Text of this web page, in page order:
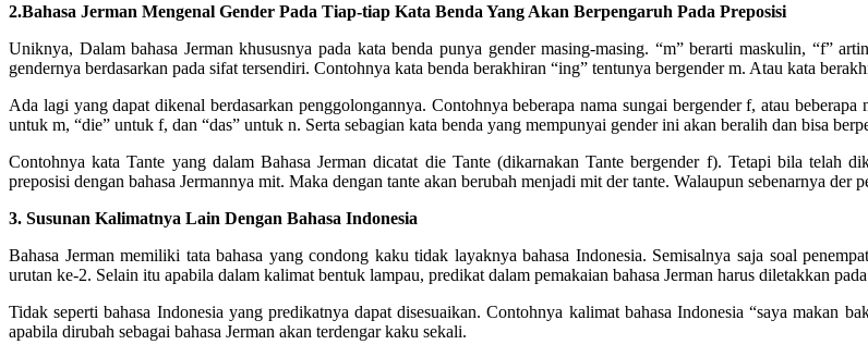
2.Bahasa Jerman Mengenal Gender Pada Tiap-tiap Kata Benda Yang Akan Berpengaruh Pada Preposisi
Uniknya, Dalam bahasa Jerman khususnya pada kata benda punya gender masing-masing. “m” berarti maskulin, “f”
gendernya berdasarkan pada sifat tersendiri. Contohnya kata benda berakhiran “ing” tentunya bergender m. Atau kata
Ada lagi yang dapat dikenal berdasarkan penggolongannya. Contohnya beberapa nama sungai bergender f, atau
untuk m, “die” untuk f, dan “das” untuk n. Serta sebagian kata benda yang mempunyai gender ini akan beralih dan bisa
Contohnya kata Tante yang dalam Bahasa Jerman dicatat die Tante (dikarnakan Tante bergender f). Tetapi bila telah
preposisi dengan bahasa Jermannya mit. Maka dengan tante akan berubah menjadi mit der tante. Walaupun sebenarnya der
3. Susunan Kalimatnya Lain Dengan Bahasa Indonesia
Bahasa Jerman memiliki tata bahasa yang condong kaku tidak layaknya bahasa Indonesia. Semisalnya saja soal
urutan ke-2. Selain itu apabila dalam kalimat bentuk lampau, predikat dalam pemakaian bahasa Jerman harus diletakkan
Tidak seperti bahasa Indonesia yang predikatnya dapat disesuaikan. Contohnya kalimat bahasa Indonesia “saya makan
apabila dirubah sebagai bahasa Jerman akan terdengar kaku sekali.